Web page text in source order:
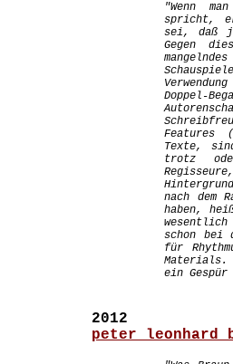
"Wenn
spricht,
sei, daß
Gegen
Doppel-
Features
Texte,
trotz
nach dem
haben,
schon bei
für
Materials.
ein
2012
peter leonhard